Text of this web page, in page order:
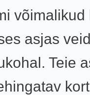
asjas
Teie